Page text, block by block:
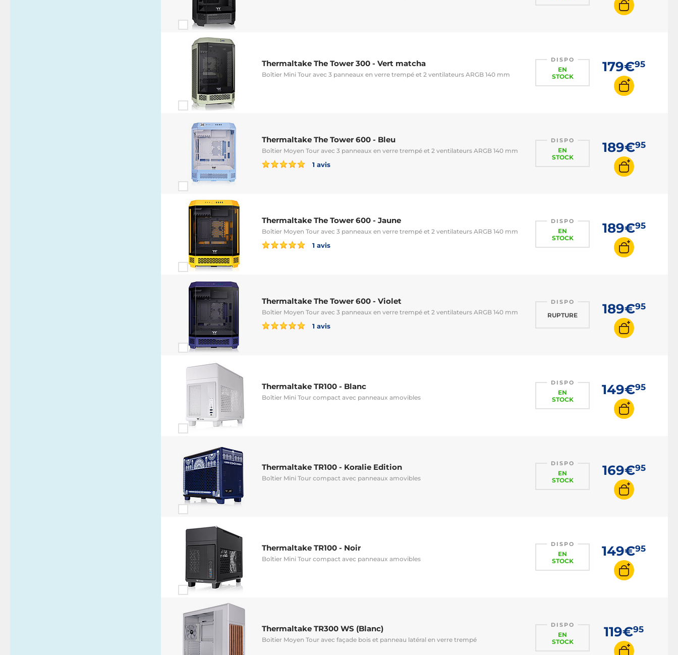
Thermaltake The Tower 300 - Vert matcha
Boîtier Mini Tour avec 3 panneaux en verre trempé et 2 ventilateurs ARGB 140 mm
DISPO
EN
STOCK
179€95
Thermaltake The Tower 600 - Bleu
Boîtier Moyen Tour avec 3 panneaux en verre trempé et 2 ventilateurs ARGB 140 mm
1 avis
DISPO
EN
STOCK
189€95
Thermaltake The Tower 600 - Jaune
Boîtier Moyen Tour avec 3 panneaux en verre trempé et 2 ventilateurs ARGB 140 mm
1 avis
DISPO
EN
STOCK
189€95
Thermaltake The Tower 600 - Violet
Boîtier Moyen Tour avec 3 panneaux en verre trempé et 2 ventilateurs ARGB 140 mm
1 avis
DISPO
RUPTURE 189€95
Thermaltake TR100 - Blanc
Boîtier Mini Tour compact avec panneaux amovibles
DISPO
EN
STOCK
149€95
Thermaltake TR100 - Koralie Edition
Boîtier Mini Tour compact avec panneaux amovibles
DISPO
EN
STOCK
169€95
Thermaltake TR100 - Noir
Boîtier Mini Tour compact avec panneaux amovibles
DISPO
EN
STOCK
149€95
Thermaltake TR300 WS (Blanc)
Boitier Moyen Tour avec façade bois et panneau latéral en verre trempé
DISPO
EN
STOCK
119€95